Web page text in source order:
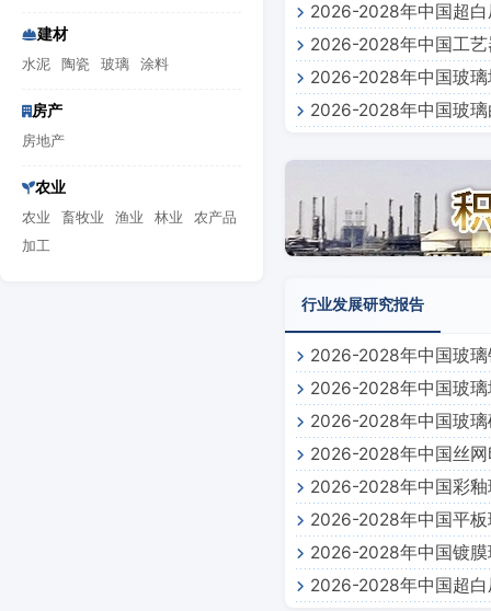
建材
水泥 陶瓷 玻璃 涂料
房产
房地产
农业
农业 畜牧业 渔业 林业
农产品
加工
告2026-2028年中国超
告2026-2028年中国工
2026-2028年中国玻
2026-2028年中国玻
行业发展研究报告
2026-2028年中国玻
2026-2028年中国玻
2026-2028年中国玻
2026-2028年中国丝
2026-2028年中国彩
2026-2028年中国平
2026-2028年中国镀
2026-2028年中国超